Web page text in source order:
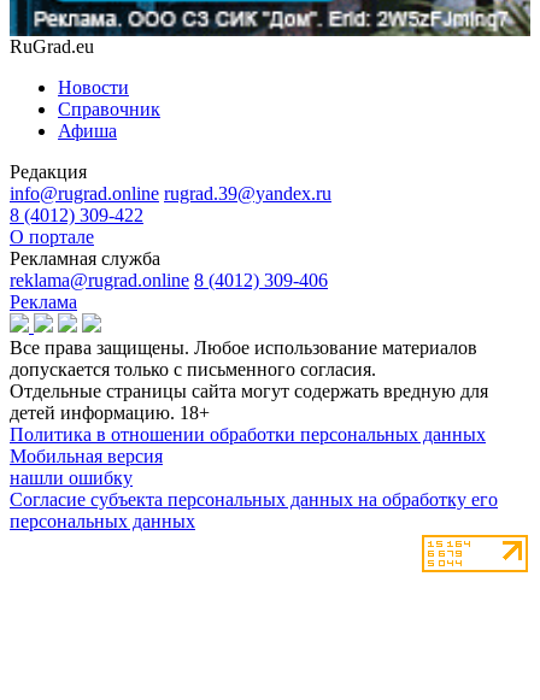
RuGrad.eu
Новости
Справочник
Афиша
Редакция
info@rugrad.online rugrad.39@yandex.ru
8 (4012) 309-422
О портале
Рекламная служба
reklama@rugrad.online 8 (4012) 309-406
Реклама
Все права защищены. Любое использование материалов
допускается только с письменного согласия.
Отдельные страницы сайта могут содержать вредную для
детей информацию. 18+
Политика в отношении обработки персональных данных
Мобильная версия
нашли ошибку
Согласие субъекта персональных данных на обработку его
персональных данных